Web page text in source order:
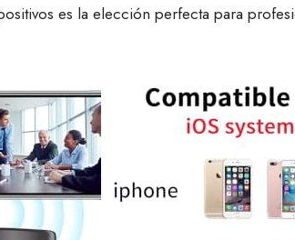
es la elección perfecta para